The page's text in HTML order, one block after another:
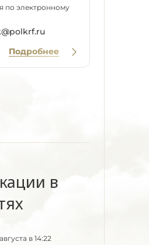
область
область
область
Петербург
область
область
по электронному
Подробнее
в
в 14:22